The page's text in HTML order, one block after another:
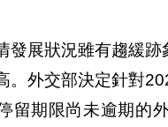
發展狀況雖有趨緩
。外交部決定針對
留期限尚未逾期的